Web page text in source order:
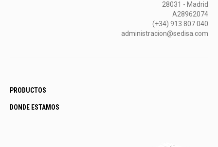
28031 - Madrid
A28962074
(+34) 913 807 040
administracion@sedisa.com
PRODUCTOS
DONDE ESTAMOS